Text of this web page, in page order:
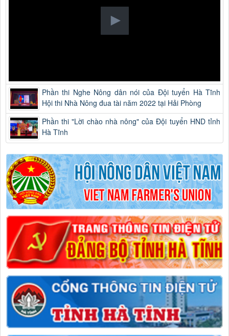
Phần thi Nghe Nông dân nói của Đội tuyển Hà Tĩnh
Hội thi Nhà Nông đua tài năm 2022 tại Hải Phòng
Phần thi "Lời chào nhà nông" của Đội tuyển HND tỉnh
Hà Tĩnh